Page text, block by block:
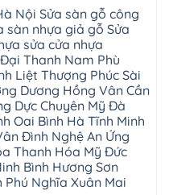
Nội Sửa sàn gỗ công
sàn nhựa giả gỗ Sửa
sửa cửa nhựa
Thanh Nam Phù
Liệt Thượng Phúc Sài
Dương Hồng Vân Cần
Dực Chuyên Mỹ Đà
Oai Bình Hà Tĩnh Minh
Đình Nghệ An Ứng
Thanh Hóa Mỹ Đức
Bình Hương Sơn
Nghĩa Xuân Mai